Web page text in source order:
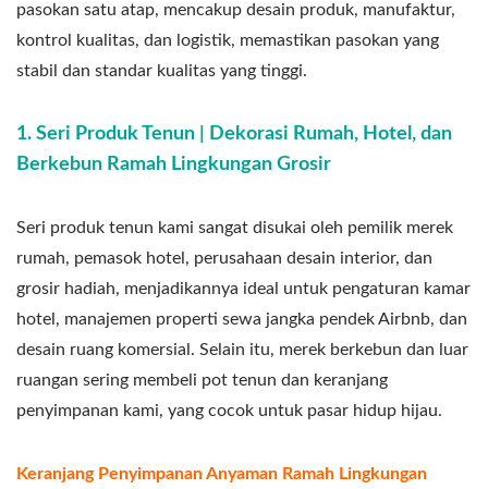
pasokan satu atap, mencakup desain produk, manufaktur,
kontrol kualitas, dan logistik, memastikan pasokan yang
stabil dan standar kualitas yang tinggi.
1. Seri Produk Tenun | Dekorasi Rumah, Hotel, dan
Berkebun Ramah Lingkungan Grosir
Seri produk tenun kami sangat disukai oleh pemilik merek
rumah, pemasok hotel, perusahaan desain interior, dan
grosir hadiah, menjadikannya ideal untuk pengaturan kamar
hotel, manajemen properti sewa jangka pendek Airbnb, dan
desain ruang komersial. Selain itu, merek berkebun dan luar
ruangan sering membeli pot tenun dan keranjang
penyimpanan kami, yang cocok untuk pasar hidup hijau.
Keranjang Penyimpanan Anyaman Ramah Lingkungan